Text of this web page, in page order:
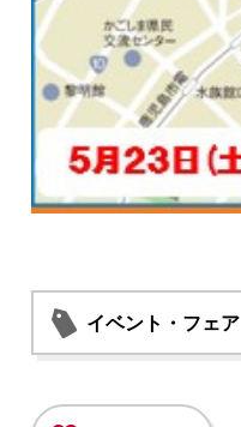
イベント・フェア